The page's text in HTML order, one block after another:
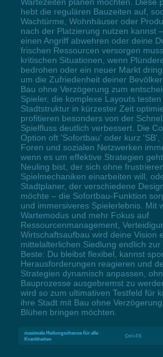
hebt die regulären Bauzeiten auf,
Wachtürme, Wohnhäuser oder
nach der Platzierung nutzen kannst
einen Angriff abwehren oder deine
frischen Ressourcen versorgen
kritischen Situationen, wenn
bedrohen oder ein neuer Markt
um die Zufriedenheit deiner
Bau ohne Verzögerung zum
Spieler, die komplexe Layouts
Stadtstruktur in kürzester Zeit
profitieren besonders von der
Spielfluss deutlich verbessert. Die
Option oft 'Sofortbau' oder kurz 'SB',
Foren und sozialen Netzwerken
wenn es um effektive Strategien
Neuling bist, der sich ohne
Spielmechaniken einarbeiten will,
Stadtplaner, der verschiedene
möchte – die Sofortbau-Funktion
und immersiveres Spielerlebnis. Mit
Wartemodus und mehr Fokus auf
Ressourcenmanagement,
Wirtschaftsaufbau wird deine Vision
mittelalterlichen Siedlung endlich
Beste: Du bleibst flexibel, kannst
Herausforderungen reagieren und
Strategien dynamisch anpassen,
Bauprozesse ausgebremst zu
wird so zum ultimativen Testfeld für
ihre Stadt mit Bau ohne
Blühen bringen möchten.
maximale Heilungschance für alle
Krankheiten
Ctrl+F6